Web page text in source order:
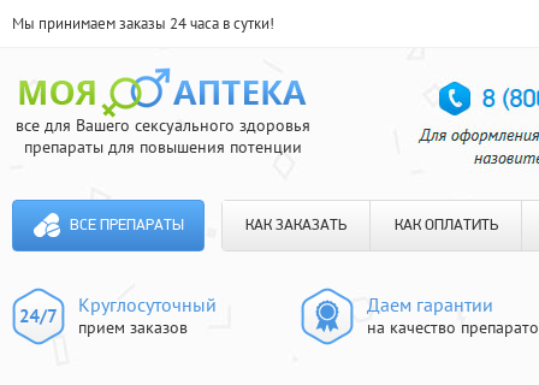
Мы принимаем заказы 24 часа в сутки!
все для Вашего сексуального здоровья
препараты для повышения потенции
ВСЕ ПРЕПАРАТЫ КАК ЗАКАЗАТЬ КАК ОПЛАТИТЬ
Круглосуточный
прием заказов
Даем гарантии
на качество